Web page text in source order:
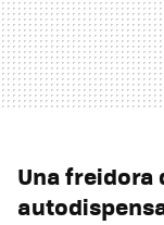
Una freidora